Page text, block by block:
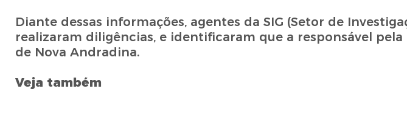
Diante dessas informações, agentes da SIG (Setor de
realizaram diligências, e identificaram que a responsável
de Nova Andradina.
Veja também